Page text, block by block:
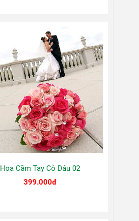
Hoa Cầm Tay Cô Dâu 02
399.000đ